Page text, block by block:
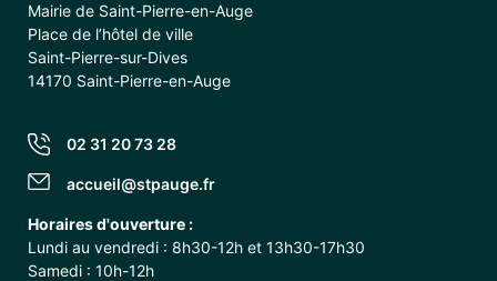
Mairie de Saint-Pierre-en-Auge
Place de l’hôtel de ville
Saint-Pierre-sur-Dives
14170 Saint-Pierre-en-Auge
02 31 20 73 28
accueil@stpauge.fr
Horaires d'ouverture :
Lundi au vendredi : 8h30-12h et 13h30-17h30
Samedi : 10h-12h